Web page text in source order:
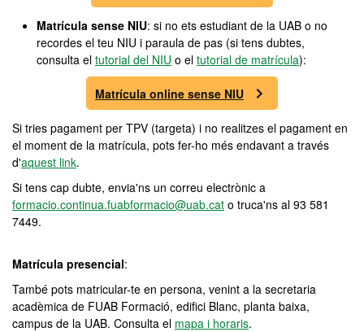
Matrícula sense NIU: si no ets estudiant de la UAB o no
recordes el teu NIU i paraula de pas (si tens dubtes,
consulta el tutorial del NIU o el tutorial de matrícula):
Matrícula online sense NIU
Si tries pagament per TPV (targeta) i no realitzes el pagament en
el moment de la matrícula, pots fer-ho més endavant a través
d'aquest link.
Si tens cap dubte, envia'ns un correu electrònic a
formacio.continua.fuabformacio@uab.cat o truca'ns al 93 581
7449.
Matrícula presencial:
També pots matricular-te en persona, venint a la secretaria
acadèmica de FUAB Formació, edifici Blanc, planta baixa,
campus de la UAB. Consulta el mapa i horaris.